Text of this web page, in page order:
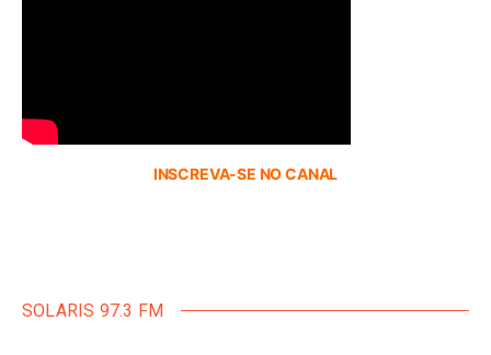
INSCREVA-SE NO CANAL
SOLARIS 97.3 FM